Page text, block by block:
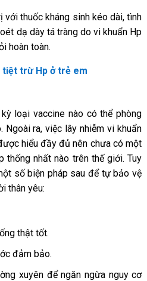
với thuốc kháng sinh kéo dài, tình
dạ dày tá tràng do vi khuẩn Hp
hoàn toàn.
tiệt trừ Hp ở trẻ em
loại vaccine nào có thể phòng
Ngoài ra, việc lây nhiễm vi khuẩn
hiểu đầy đủ nên chưa có một
thống nhất nào trên thế giới. Tuy
số biện pháp sau để tự bảo vệ
thân yêu:
thật tốt.
đảm bảo.
xuyên để ngăn ngừa nguy cơ